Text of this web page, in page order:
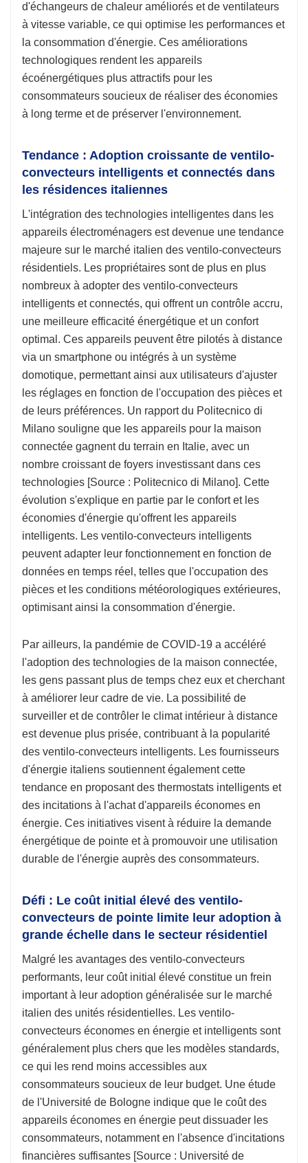
d'échangeurs de chaleur améliorés et de ventilateurs
à vitesse variable, ce qui optimise les performances et
la consommation d'énergie. Ces améliorations
technologiques rendent les appareils
écoénergétiques plus attractifs pour les
consommateurs soucieux de réaliser des économies
à long terme et de préserver l'environnement.
Tendance : Adoption croissante de ventilo-
convecteurs intelligents et connectés dans
les résidences italiennes
L'intégration des technologies intelligentes dans les
appareils électroménagers est devenue une tendance
majeure sur le marché italien des ventilo-convecteurs
résidentiels. Les propriétaires sont de plus en plus
nombreux à adopter des ventilo-convecteurs
intelligents et connectés, qui offrent un contrôle accru,
une meilleure efficacité énergétique et un confort
optimal. Ces appareils peuvent être pilotés à distance
via un smartphone ou intégrés à un système
domotique, permettant ainsi aux utilisateurs d'ajuster
les réglages en fonction de l'occupation des pièces et
de leurs préférences. Un rapport du Politecnico di
Milano souligne que les appareils pour la maison
connectée gagnent du terrain en Italie, avec un
nombre croissant de foyers investissant dans ces
technologies [Source : Politecnico di Milano]. Cette
évolution s'explique en partie par le confort et les
économies d'énergie qu'offrent les appareils
intelligents. Les ventilo-convecteurs intelligents
peuvent adapter leur fonctionnement en fonction de
données en temps réel, telles que l'occupation des
pièces et les conditions météorologiques extérieures,
optimisant ainsi la consommation d'énergie.
Par ailleurs, la pandémie de COVID-19 a accéléré
l'adoption des technologies de la maison connectée,
les gens passant plus de temps chez eux et cherchant
à améliorer leur cadre de vie. La possibilité de
surveiller et de contrôler le climat intérieur à distance
est devenue plus prisée, contribuant à la popularité
des ventilo-convecteurs intelligents. Les fournisseurs
d'énergie italiens soutiennent également cette
tendance en proposant des thermostats intelligents et
des incitations à l'achat d'appareils économes en
énergie. Ces initiatives visent à réduire la demande
énergétique de pointe et à promouvoir une utilisation
durable de l'énergie auprès des consommateurs.
Défi : Le coût initial élevé des ventilo-
convecteurs de pointe limite leur adoption à
grande échelle dans le secteur résidentiel
Malgré les avantages des ventilo-convecteurs
performants, leur coût initial élevé constitue un frein
important à leur adoption généralisée sur le marché
italien des unités résidentielles. Les ventilo-
convecteurs économes en énergie et intelligents sont
généralement plus chers que les modèles standards,
ce qui les rend moins accessibles aux
consommateurs soucieux de leur budget. Une étude
de l'Université de Bologne indique que le coût des
appareils économes en énergie peut dissuader les
consommateurs, notamment en l'absence d'incitations
financières suffisantes [Source : Université de